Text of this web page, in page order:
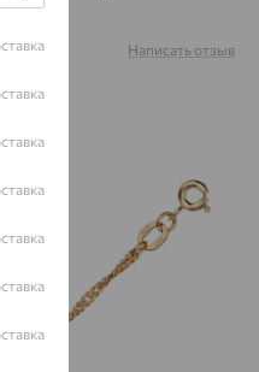
Написать отзыв